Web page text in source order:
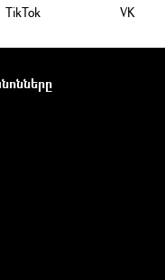
ТikТоk VK